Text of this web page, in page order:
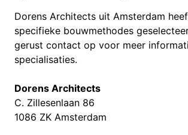
Dorens Architects uit Amsterdam
specifieke bouwmethodes
gerust contact op voor meer
specialisaties.
Dorens Architects
C. Zillesenlaan 86
1086 ZK Amsterdam